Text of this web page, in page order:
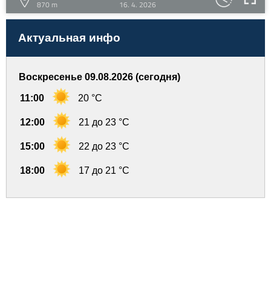
870 m
16. 4. 2026
Актуальная инфо
Воскресенье 09.08.2026 (сегодня)
11:00 20 °C
12:00 21 до 23 °C
15:00 22 до 23 °C
18:00 17 до 21 °C